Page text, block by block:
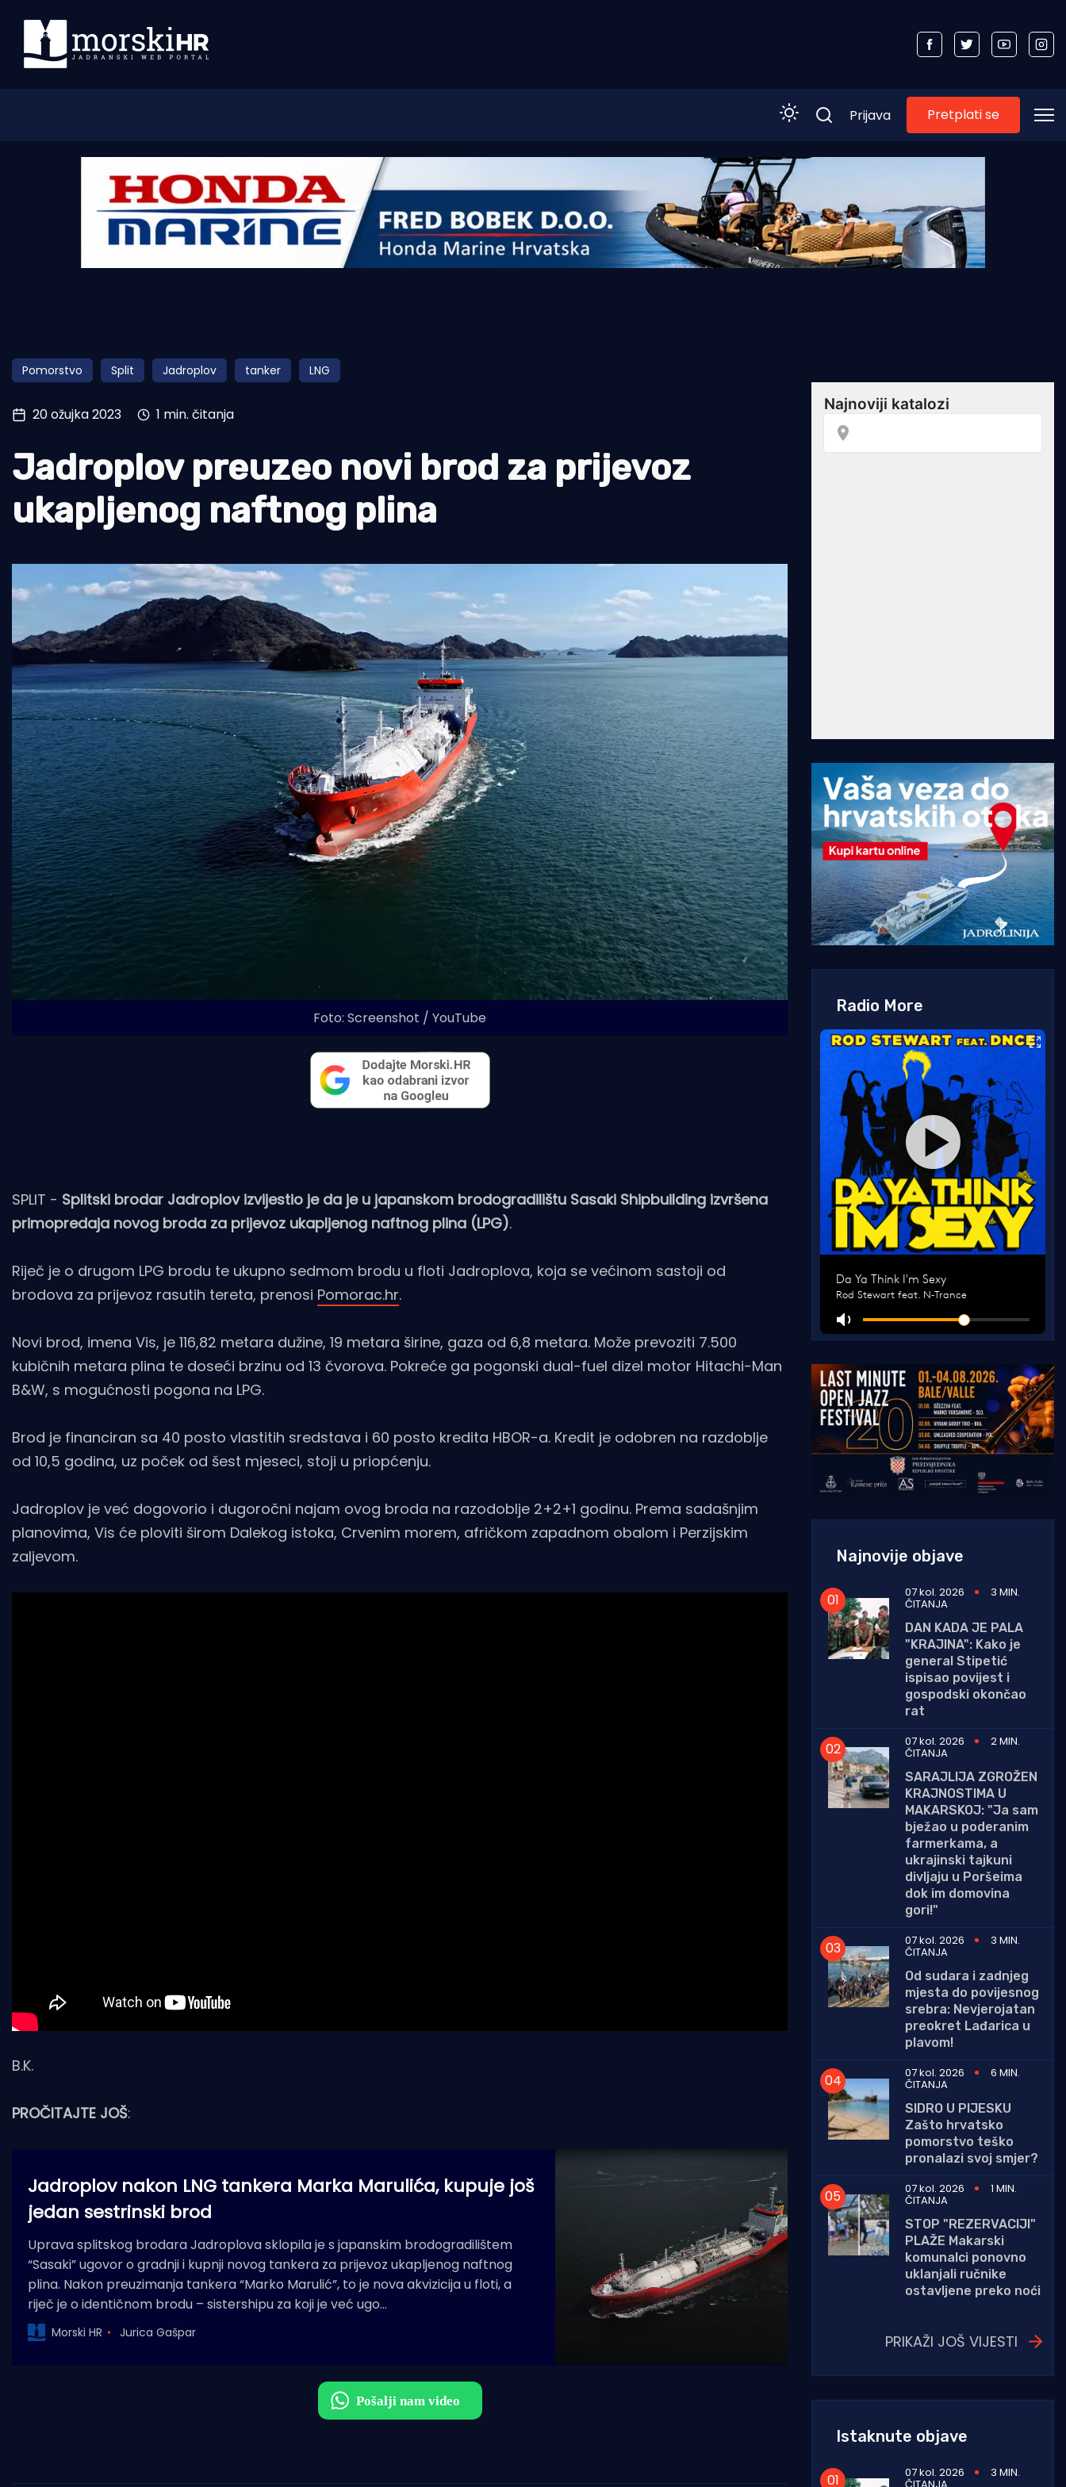
Morski plus
Pomorstvo
Ribolov
Tradicija i kultura
Prijava Pretplati se
Pomorstvo Split Jadroplov tanker LNG
20 ožujka 2023 1 min. čitanja
Jadroplov preuzeo novi brod za prijevoz
ukapljenog naftnog plina
Foto: Screenshot / YouTube
SPLIT - Splitski brodar Jadroplov izvijestio je da je u japanskom brodogradilištu Sasaki Shipbuilding izvršena
primopredaja novog broda za prijevoz ukapljenog naftnog plina (LPG).
Riječ je o drugom LPG brodu te ukupno sedmom brodu u floti Jadroplova, koja se većinom sastoji od
brodova za prijevoz rasutih tereta, prenosi Pomorac.hr.
Novi brod, imena Vis, je 116,82 metara dužine, 19 metara širine, gaza od 6,8 metara. Može prevoziti 7.500
kubičnih metara plina te doseći brzinu od 13 čvorova. Pokreće ga pogonski dual-fuel dizel motor Hitachi-Man
B&W, s mogućnosti pogona na LPG.
Brod je financiran sa 40 posto vlastitih sredstava i 60 posto kredita HBOR-a. Kredit je odobren na razdoblje
od 10,5 godina, uz poček od šest mjeseci, stoji u priopćenju.
Jadroplov je već dogovorio i dugoročni najam ovog broda na razodoblje 2+2+1 godinu. Prema sadašnjim
planovima, Vis će ploviti širom Dalekog istoka, Crvenim morem, afričkom zapadnom obalom i Perzijskim
zaljevom.
B.K.
PROČITAJTE JOŠ:
Jadroplov nakon LNG tankera Marka Marulića, kupuje još
jedan sestrinski brod
Uprava splitskog brodara Jadroplova sklopila je s japanskim brodogradilištem
“Sasaki” ugovor o gradnji i kupnji novog tankera za prijevoz ukapljenog naftnog
plina. Nakon preuzimanja tankera “Marko Marulić”, to je nova akvizicija u floti, a
riječ je o identičnom brodu – sistershipu za koji je već ugo…
Morski HR Jurica Gašpar
Radio More
Najnovije objave
07 kol. 2026 3 MIN.
ČITANJA
DAN KADA JE PALA
"KRAJINA": Kako je
general Stipetić
ispisao povijest i
gospodski okončao
rat
07 kol. 2026
2 MIN.
ČITANJA
SARAJLIJA ZGROŽEN
KRAJNOSTIMA U
MAKARSKOJ: "Ja sam
bježao u poderanim
farmerkama, a
ukrajinski tajkuni
divljaju u Poršeima
dok im domovina
gori!"
07 kol. 2026
3 MIN.
ČITANJA
Od sudara i zadnjeg
mjesta do povijesnog
srebra: Nevjerojatan
preokret Lađarica u
plavom!
07 kol. 2026
6 MIN.
ČITANJA
SIDRO U PIJESKU
Zašto hrvatsko
pomorstvo teško
pronalazi svoj smjer?
07 kol. 2026
1 MIN.
ČITANJA
STOP "REZERVACIJI"
PLAŽE Makarski
komunalci ponovno
uklanjali ručnike
ostavljene preko noći
PRIKAŽI JOŠ VIJESTI
Istaknute objave
07 kol. 2026 3 MIN.
ČITANJA